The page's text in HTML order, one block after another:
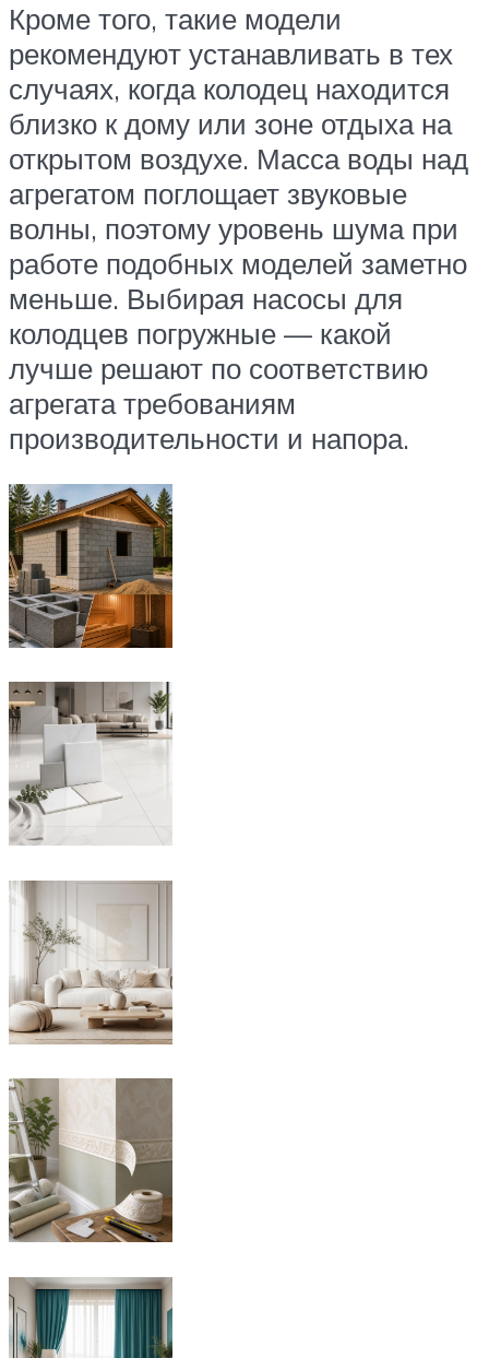
Кроме того, такие модели
рекомендуют устанавливать в тех
случаях, когда колодец находится
близко к дому или зоне отдыха на
открытом воздухе. Масса воды над
агрегатом поглощает звуковые
волны, поэтому уровень шума при
работе подобных моделей заметно
меньше. Выбирая насосы для
колодцев погружные — какой
лучше решают по соответствию
агрегата требованиям
производительности и напора.